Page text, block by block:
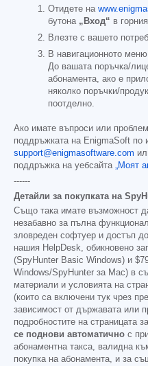
Отидете на
бутона „Вход“ в
Влезте с вашето
В навигационното
До вашата поръчка/
абонамента, ако е
няколко поръчки/
поотделно.
Ако имате въпроси или
поддръжката на EnigmaSoft по
support@enigmasoftware.com
поддръжка на уебсайта „Моят
------
Детайли за покупката на
Също така имате възможност
незабавно за пълна
зловреден софтуер и достъп
нашия HelpDesk, обикновено
(SpyHunter Basic Windows) и
Windows/SpyHunter за Mac) в
материали и условията на
(които са включени тук чрез
зависимост от държавата или
подробностите на страницата
се поднови автоматично с
абонаментна такса, валидна
покупка на абонамента, и за